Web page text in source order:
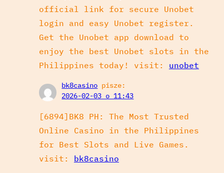
official link for secure Unobet
login and easy Unobet register.
Get the Unobet app download to
enjoy the best Unobet slots in the
Philippines today! visit: unobet
bk8casino pisze:
2026-02-03 o 11:43
[6894]BK8 PH: The Most Trusted
Online Casino in the Philippines
for Best Slots and Live Games.
visit: bk8casino